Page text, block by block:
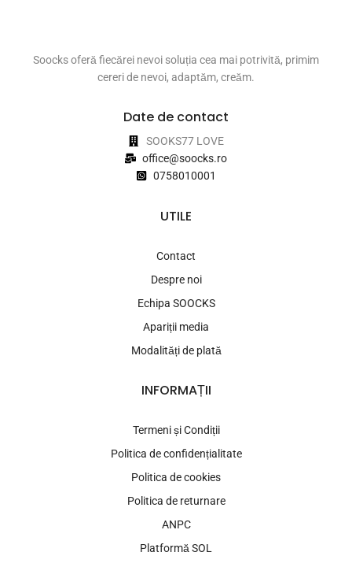
Soocks oferă fiecărei nevoi soluția cea mai potrivită, primim
cereri de nevoi, adaptăm, creăm.
Date de contact
SOOKS77 LOVE
office@soocks.ro
0758010001
UTILE
Contact
Despre noi
Echipa SOOCKS
Apariții media
Modalități de plată
INFORMAȚII
Termeni și Condiții
Politica de confidențialitate
Politica de cookies
Politica de returnare
ANPC
Platformă SOL